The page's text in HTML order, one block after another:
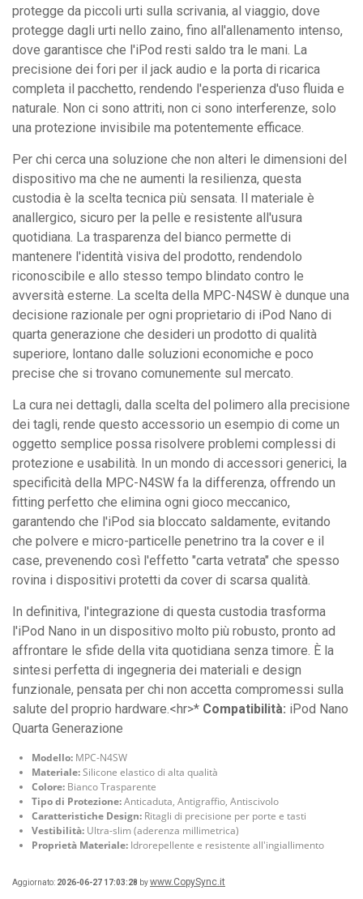
protegge da piccoli urti sulla scrivania, al viaggio, dove
protegge dagli urti nello zaino, fino all'allenamento intenso,
dove garantisce che l'iPod resti saldo tra le mani. La
precisione dei fori per il jack audio e la porta di ricarica
completa il pacchetto, rendendo l'esperienza d'uso fluida e
naturale. Non ci sono attriti, non ci sono interferenze, solo
una protezione invisibile ma potentemente efficace.
Per chi cerca una soluzione che non alteri le dimensioni del
dispositivo ma che ne aumenti la resilienza, questa
custodia è la scelta tecnica più sensata. Il materiale è
anallergico, sicuro per la pelle e resistente all'usura
quotidiana. La trasparenza del bianco permette di
mantenere l'identità visiva del prodotto, rendendolo
riconoscibile e allo stesso tempo blindato contro le
avversità esterne. La scelta della MPC-N4SW è dunque una
decisione razionale per ogni proprietario di iPod Nano di
quarta generazione che desideri un prodotto di qualità
superiore, lontano dalle soluzioni economiche e poco
precise che si trovano comunemente sul mercato.
La cura nei dettagli, dalla scelta del polimero alla precisione
dei tagli, rende questo accessorio un esempio di come un
oggetto semplice possa risolvere problemi complessi di
protezione e usabilità. In un mondo di accessori generici, la
specificità della MPC-N4SW fa la differenza, offrendo un
fitting perfetto che elimina ogni gioco meccanico,
garantendo che l'iPod sia bloccato saldamente, evitando
che polvere e micro-particelle penetrino tra la cover e il
case, prevenendo così l'effetto "carta vetrata" che spesso
rovina i dispositivi protetti da cover di scarsa qualità.
In definitiva, l'integrazione di questa custodia trasforma
l'iPod Nano in un dispositivo molto più robusto, pronto ad
affrontare le sfide della vita quotidiana senza timore. È la
sintesi perfetta di ingegneria dei materiali e design
funzionale, pensata per chi non accetta compromessi sulla
salute del proprio hardware.<hr>* Compatibilità: iPod Nano
Quarta Generazione
Modello: MPC-N4SW
Materiale:Silicone elastico di alta qualità
Colore: Bianco Trasparente
Tipo di Protezione:Anticaduta, Antigraffio, Antiscivolo
Caratteristiche Design: Ritagli di precisione per porte e tasti
Vestibilità: Ultra-slim (aderenza millimetrica)
Proprietà Materiale: Idrorepellente e resistente all'ingiallimento
Aggiornato: 2026-06-27 17:03:28 bywww.CopySync.it